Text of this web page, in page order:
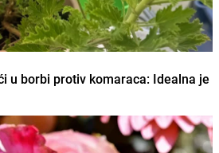
u borbi protiv komaraca: Idealna je